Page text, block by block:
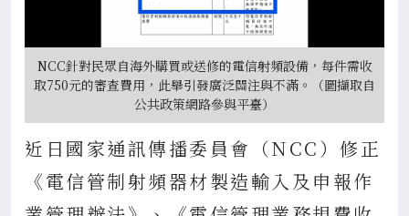
NCC針對民眾自海外購買或送修的電信射頻設備，每件需收
取750元的審查費用，此舉引發廣泛關注與不滿。（圖擷取自
公共政策網路參與平臺）
近日國家通訊傳播委員會（NCC）修正
《電信管制射頻器材製造輸入及申報作